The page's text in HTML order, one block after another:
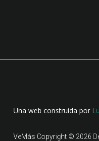
Una web construida por
VeMás Copyright © 2026